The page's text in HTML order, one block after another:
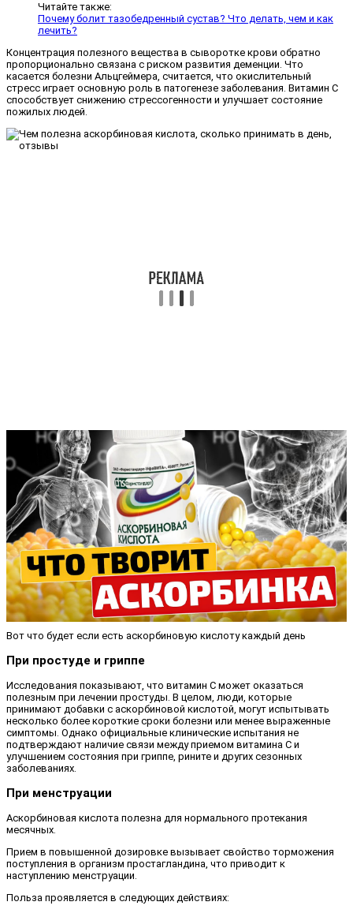
Читайте также:
Почему болит тазобедренный сустав? Что делать, чем и как
лечить?
Концентрация полезного вещества в сыворотке крови обратно
пропорционально связана с риском развития деменции. Что
касается болезни Альцгеймера, считается, что окислительный
стресс играет основную роль в патогенезе заболевания. Витамин C
способствует снижению стрессогенности и улучшает состояние
пожилых людей.
Вот что будет если есть аскорбиновую кислоту каждый день
При простуде и гриппе
Исследования показывают, что витамин C может оказаться
полезным при лечении простуды. В целом, люди, которые
принимают добавки с аскорбиновой кислотой, могут испытывать
несколько более короткие сроки болезни или менее выраженные
симптомы. Однако официальные клинические испытания не
подтверждают наличие связи между приемом витамина C и
улучшением состояния при гриппе, рините и других сезонных
заболеваниях.
При менструации
Аскорбиновая кислота полезна для нормального протекания
месячных.
Прием в повышенной дозировке вызывает свойство торможения
поступления в организм простагландина, что приводит к
наступлению менструации.
Польза проявляется в следующих действиях: